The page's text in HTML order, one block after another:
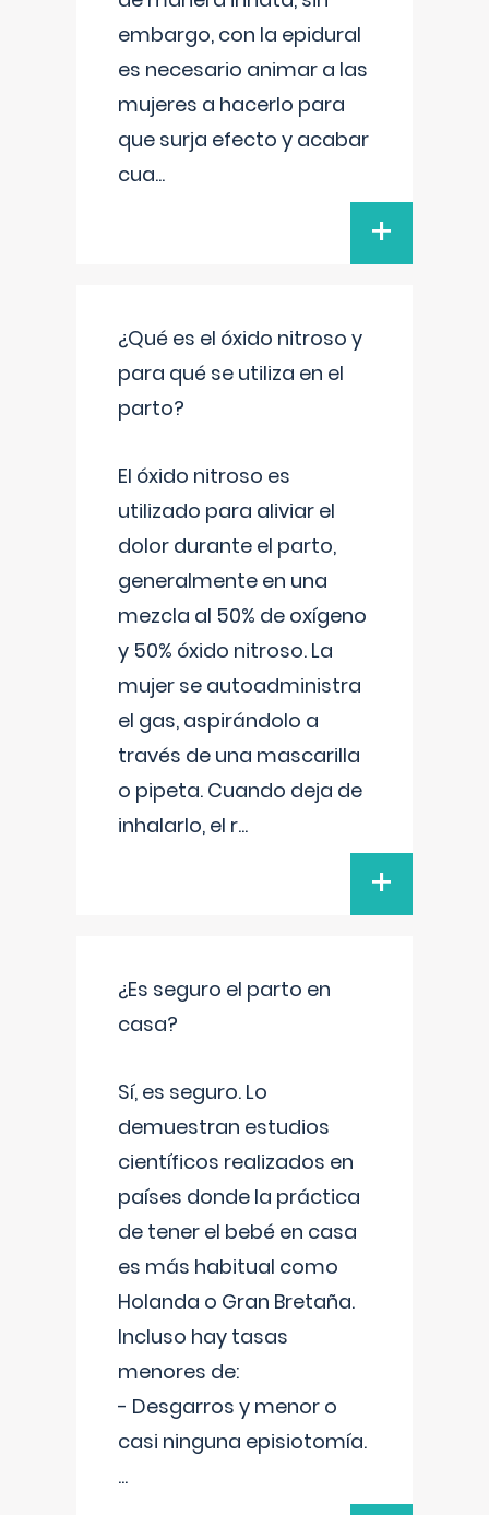
embargo, con la epidural
es necesario animar a las
mujeres a hacerlo para
que surja efecto y acabar
cua...
+
¿Qué es el óxido nitroso y
para qué se utiliza en el
parto?
El óxido nitroso es
utilizado para aliviar el
dolor durante el parto,
generalmente en una
mezcla al 50% de oxígeno
y 50% óxido nitroso. La
mujer se autoadministra
el gas, aspirándolo a
través de una mascarilla
o pipeta. Cuando deja de
inhalarlo, el r...
+
¿Es seguro el parto en
casa?
Sí, es seguro. Lo
demuestran estudios
científicos realizados en
países donde la práctica
de tener el bebé en casa
es más habitual como
Holanda o Gran Bretaña.
Incluso hay tasas
menores de:
- Desgarros y menor o
casi ninguna episiotomía.
...